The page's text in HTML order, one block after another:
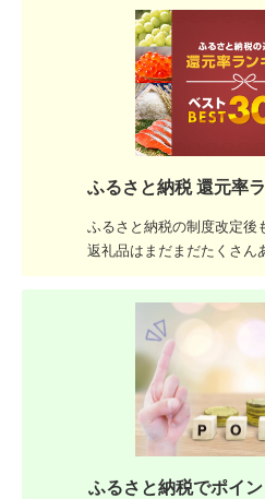
ふるさと納税 還元率
ふるさと納税の制度改定後
返礼品はまだまだたくさん
ふるさと納税でポイン